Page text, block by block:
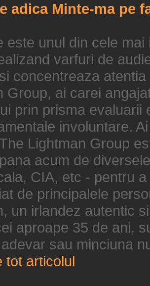
adica Minte-ma pe
este unul din cele
varfuri de
concentreaza
Group, ai carei
prin prisma evaluarii
involuntare.
Lightman Group
acum de
CIA, etc - pentru
de principalele
un irlandez autentic
aproape 35 de ani,
sau minciuna
tot articolul